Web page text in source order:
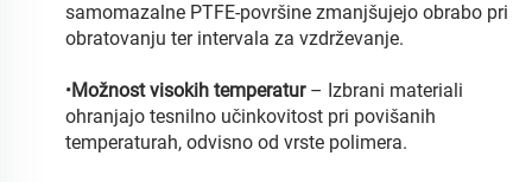
samomazalne PTFE-površine zmanjšujejo obrabo pri
obratovanju ter intervala za vzdrževanje.
•Možnost visokih temperatur – Izbrani materiali
ohranjajo tesnilno učinkovitost pri povišanih
temperaturah, odvisno od vrste polimera.